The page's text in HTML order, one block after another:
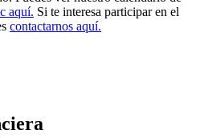
aquí. Si te interesa participar en el
contactarnos aquí.